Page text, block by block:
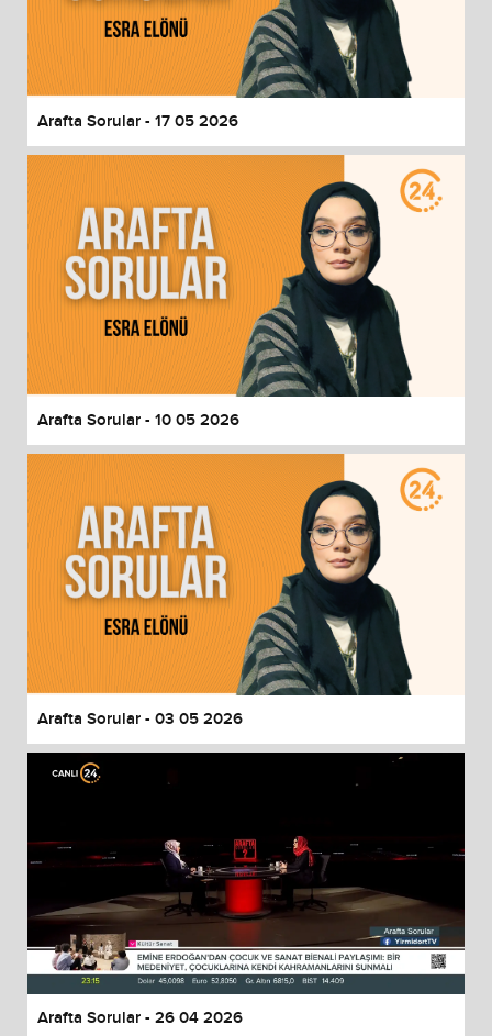
Arafta Sorular - 17 05 2026
Arafta Sorular - 10 05 2026
Arafta Sorular - 03 05 2026
Arafta Sorular - 26 04 2026